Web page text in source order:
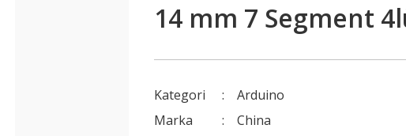
14 mm 7 Segment
Kategori
Arduino
Marka
China